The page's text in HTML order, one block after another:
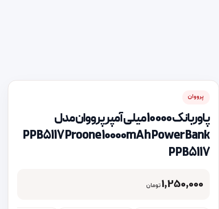
پرووان
پاوربانک 10000 میلی آمپر پرووان مدل
PPB5117 Proone 10000mAh Power Bank
PPB5117
1,250,000تومان